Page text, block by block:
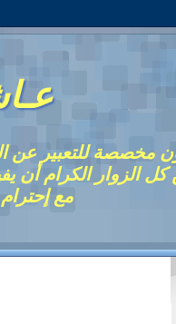
مخصصة للتعبير عن
الكرام أن
مع إحترام